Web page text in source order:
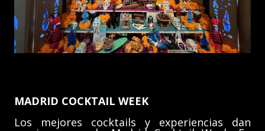
MADRID COCKTAIL WEEK
Los mejores cocktails y experiencias dan